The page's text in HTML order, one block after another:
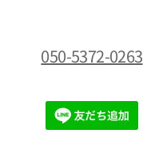
050-5372-0263